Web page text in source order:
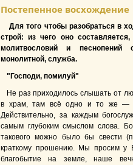
Постепенное восхождение
Для того чтобы разобраться в
строй: из чего оно
молитвословий и песнопений
монолитной, служба.
"Господи, помилуй"
Не раз приходилось слышать от
в храм, там всё одно и то же —
Действительно, за каждым
самым глубоким смыслом слова.
такового можно было бы свести
краткому прошению. Мы просим у
благобытие на земле, наше